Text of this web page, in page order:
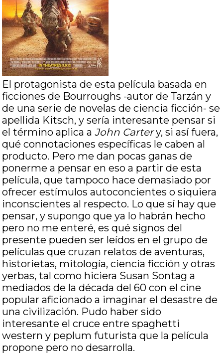
El protagonista de esta película basada en
ficciones de Bourroughs -autor de Tarzán y
de una serie de novelas de ciencia ficción- se
apellida Kitsch, y sería interesante pensar si
el término aplica aJohn Cartery, si así fuera,
qué connotaciones específicas le caben al
producto. Pero me dan pocas ganas de
ponerme a pensar en eso a partir de esta
película, que tampoco hace demasiado por
ofrecer estímulos autoconcientes o siquiera
inconscientes al respecto. Lo que sí hay que
pensar, y supongo que ya lo habrán hecho
pero no me enteré, es qué signos del
presente pueden ser leídos en el grupo de
películas que cruzan relatos de aventuras,
historietas, mitología, ciencia ficción y otras
yerbas, tal como hiciera Susan Sontag a
mediados de la década del 60 con el cine
popular aficionado a imaginar el desastre de
una civilización. Pudo haber sido
interesante el cruce entre spaghetti
western y peplum futurista que la película
propone pero no desarrolla.